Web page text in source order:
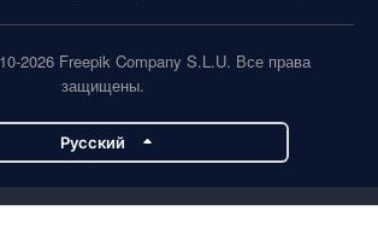
2026 Freepik Company S.L.U. Все права
защищены.
Pусский